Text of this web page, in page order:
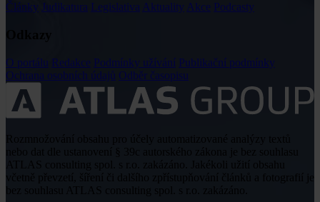
Články Judikatura Legislativa Aktuality Akce Podcasty
O portálu Redakce Podmínky užívání Publikační podmínky
Ochrana osobních údajů Odběr časopisu
včetně převzetí, šíření či dalšího zpřístupňování článků a fotografií je